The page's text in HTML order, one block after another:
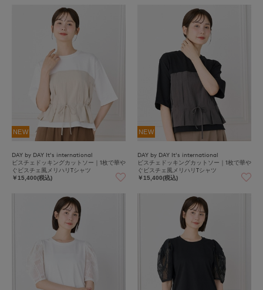
NEW
DAY by DAY It's international
ビスチェドッキングカットソー｜1枚で華や
ぐビスチェ風メリハリTシャツ
￥15,400(税込)
NEW
DAY by DAY It's international
ビスチェドッキングカットソー｜1枚で華や
ぐビスチェ風メリハリTシャツ
￥15,400(税込)